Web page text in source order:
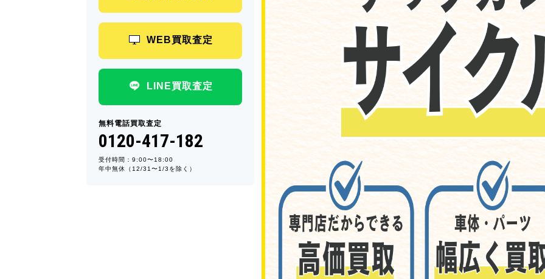
WEB買取査定
LINE買取査定
無料電話買取査定
0120-417-182
受付時間：9:00〜18:00
年中無休（12/31〜1/3を除く）